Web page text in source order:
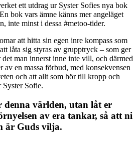
ett utdrag ur Syster Sofies nya bok
bok vars ämne känns mer angeläget
inte minst i dessa #metoo-tider.
att hitta sin egen inre kompass som
låta sig styras av grupptryck – som ger
man innerst inne inte vill, och därmed
av en massa förbud, med konsekvensen
och att allt som hör till kropp och
Syster Sofie.
denna världen, utan låt er
av era tankar, så att ni
är Guds vilja.